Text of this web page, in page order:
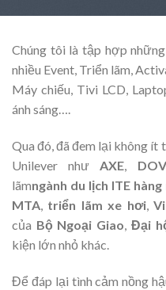
Chúng tôi là tập hợp
nhiều Event, Triển lãm,
Máy chiếu, Tivi LCD,
ánh sáng….
Qua đó, đã đem lại không ít
Unilever như AXE
lãmngành du lịch ITE hàng
MTA triển lãm xe hơi,
của Bộ Ngoại Giao Đại
kiện lớn nhỏ khác.
Để đáp lại tình cảm nồng